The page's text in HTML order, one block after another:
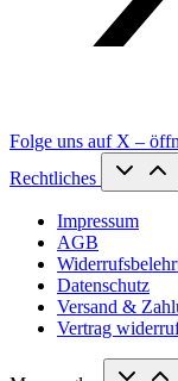
Folge uns auf X –
Rechtliches
Impressum
AGB
Datenschutz
Versand &
Vertrag